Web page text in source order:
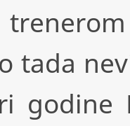
tada
godine